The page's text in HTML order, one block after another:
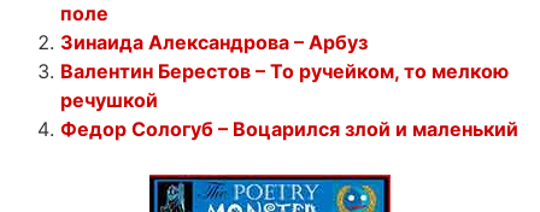
поле
Зинаида Александрова – Арбуз
Валентин Берестов – То ручейком, то мелкою
речушкой
Федор Сологуб – Воцарился злой и маленький